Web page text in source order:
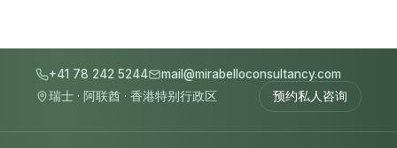
+41 78 242 5244
mail@mirabelloconsultancy.com
瑞士 · 阿联酋 · 香港特别行政区 预约私人咨询